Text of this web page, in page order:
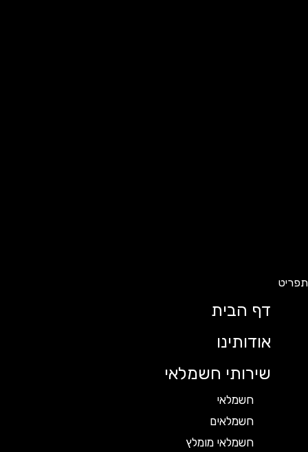
דף הבית
אודותינו
שירותי חשמלאי
חשמלאי
חשמלאים
חשמלאי מומלץ